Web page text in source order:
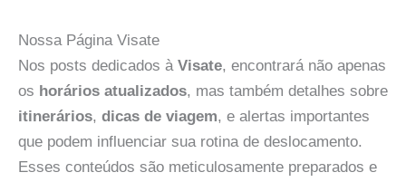
Nossa Página Visate
Nos posts dedicados à Visate, encontrará não apenas
os horários atualizados, mas também detalhes sobre
itinerários, dicas de viagem, e alertas importantes
que podem influenciar sua rotina de deslocamento.
Esses conteúdos são meticulosamente preparados e